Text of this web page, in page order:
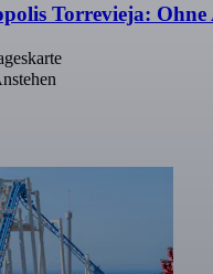
Torrevieja: Ohne